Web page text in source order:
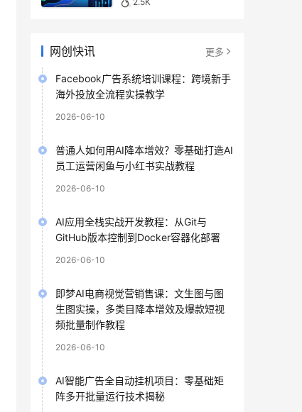
突破
网创快讯 更多
Facebook广告系统培训课程：跨境新手
海外投放全流程实操教学
2026-06-10
普通人如何用AI降本增效？零基础打造AI
员工运营闲鱼与小红书实战教程
2026-06-10
AI应用全栈实战开发教程：从Git与
GitHub版本控制到Docker容器化部署
2026-06-10
即梦AI电商视觉营销售课：文生图与图
生图实操，多类目降本增效及爆款短视
频批量制作教程
2026-06-10
AI智能广告全自动挂机项目：零基础矩
阵多开批量运行技术揭秘